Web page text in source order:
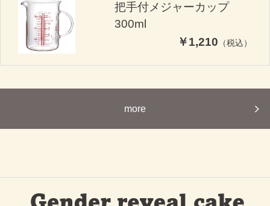
把手付メジャーカップ
300ml
￥1,210 （税込）
more